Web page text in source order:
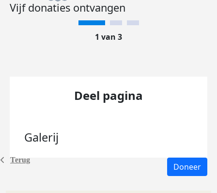
Terug
Vijf donaties ontvangen
1 van 3
Deel pagina
Galerij
Doneer